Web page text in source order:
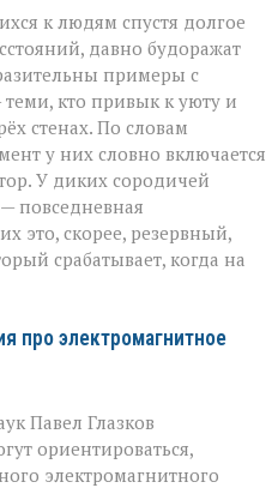
к людям спустя долгое
давно будоражат
примеры с
кто привык к уюту и
стенах. По словам
у них словно включается
У диких сородичей
повседневная
это, скорее, резервный,
срабатывает, когда на
про электромагнитное
Павел Глазков
ориентироваться,
электромагнитного